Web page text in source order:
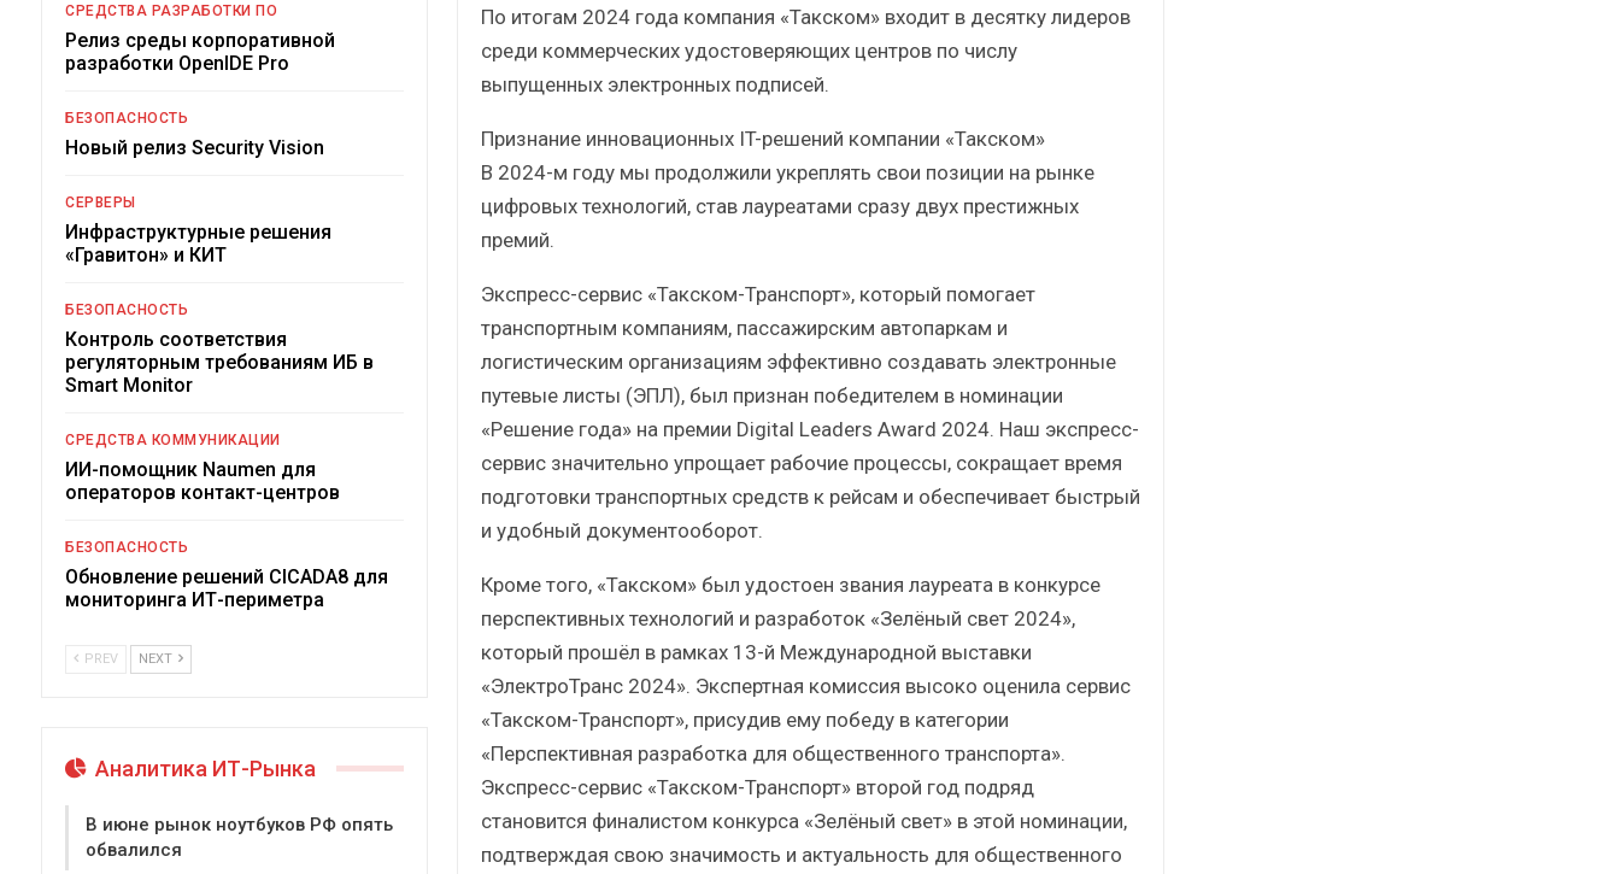
По итогам 2024 года компания «Такском» входит в десятку лидеров
среди коммерческих удостоверяющих центров по числу
выпущенных электронных подписей.
Признание инновационных IT-решений компании «Такском»
В 2024-м году мы продолжили укреплять свои позиции на рынке
цифровых технологий, став лауреатами сразу двух престижных
премий.
Экспресс-сервис «Такском-Транспорт», который помогает
транспортным компаниям, пассажирским автопаркам и
логистическим организациям эффективно создавать электронные
путевые листы (ЭПЛ), был признан победителем в номинации
«Решение года» на премии Digital Leaders Award 2024. Наш экспресс-
сервис значительно упрощает рабочие процессы, сокращает время
подготовки транспортных средств к рейсам и обеспечивает быстрый
и удобный документооборот.
Кроме того, «Такском» был удостоен звания лауреата в конкурсе
перспективных технологий и разработок «Зелёный свет 2024»,
который прошёл в рамках 13-й Международной выставки
«ЭлектроТранс 2024». Экспертная комиссия высоко оценила сервис
«Такском-Транспорт», присудив ему победу в категории
«Перспективная разработка для общественного транспорта».
Экспресс-сервис «Такском-Транспорт» второй год подряд
становится финалистом конкурса «Зелёный свет» в этой номинации,
подтверждая свою значимость и актуальность для общественного
СРЕДСТВА РАЗРАБОТКИ ПО
Релиз среды корпоративной
разработки OpenIDE Pro
БЕЗОПАСНОСТЬ
Новый релиз Security Vision
СЕРВЕРЫ
Инфраструктурные решения
«Гравитон» и КИТ
БЕЗОПАСНОСТЬ
Контроль соответствия
регуляторным требованиям ИБ в
Smart Monitor
СРЕДСТВА КОММУНИКАЦИИ
ИИ-помощник Naumen для
операторов контакт-центров
БЕЗОПАСНОСТЬ
Обновление решений CICADA8 для
мониторинга ИТ-периметра
PREV NEXT
Аналитика ИТ-Рынка
В июне рынок ноутбуков РФ опять
обвалился